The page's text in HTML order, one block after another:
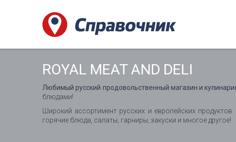
ROYAL MEAT AND DELI
Любимый русский продовольственный магазин и
блюдами!
Широкий ассортимент русских и европейских
горячие блюда, салаты, гарниры, закуски и многое другое!